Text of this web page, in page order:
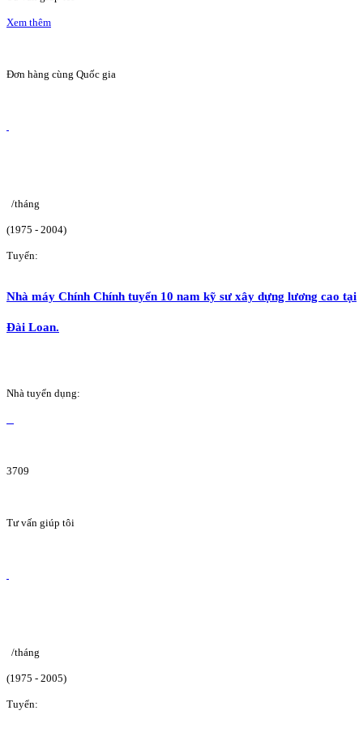
Xem thêm
Đơn hàng cùng Quốc gia
/tháng
(1975 - 2004)
Tuyển:
Nhà máy Chính Chính tuyển 10 nam kỹ sư xây dựng lương cao tại
Đài Loan.
Nhà tuyển dụng:
3709
Tư vấn giúp tôi
/tháng
(1975 - 2005)
Tuyển: